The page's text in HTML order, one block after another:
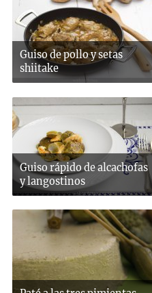
Guiso de pollo y setas
shiitake
Guiso rápido de alcachofas
y langostinos